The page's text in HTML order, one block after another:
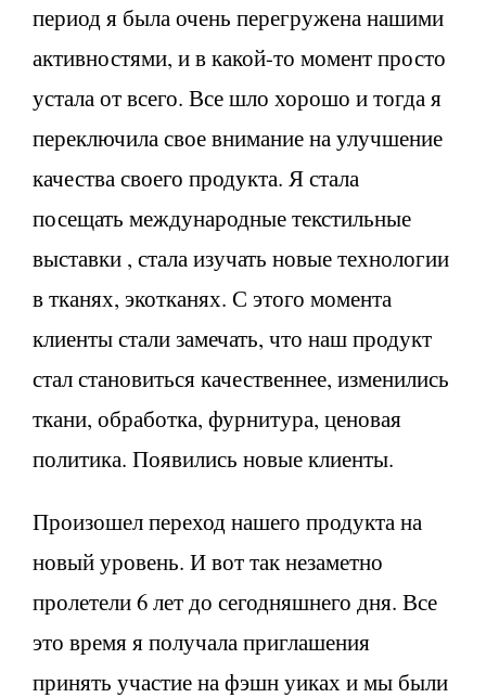
период я была очень перегружена нашими
активностями, и в какой-то момент просто
устала от всего. Все шло хорошо и тогда я
переключила свое внимание на улучшение
качества своего продукта. Я стала
посещать международные текстильные
выставки , стала изучать новые технологии
в тканях, экотканях. С этого момента
клиенты стали замечать, что наш продукт
стал становиться качественнее, изменились
ткани, обработка, фурнитура, ценовая
политика. Появились новые клиенты.
Произошел переход нашего продукта на
новый уровень. И вот так незаметно
пролетели 6 лет до сегодняшнего дня. Все
это время я получала приглашения
принять участие на фэшн уиках и мы были